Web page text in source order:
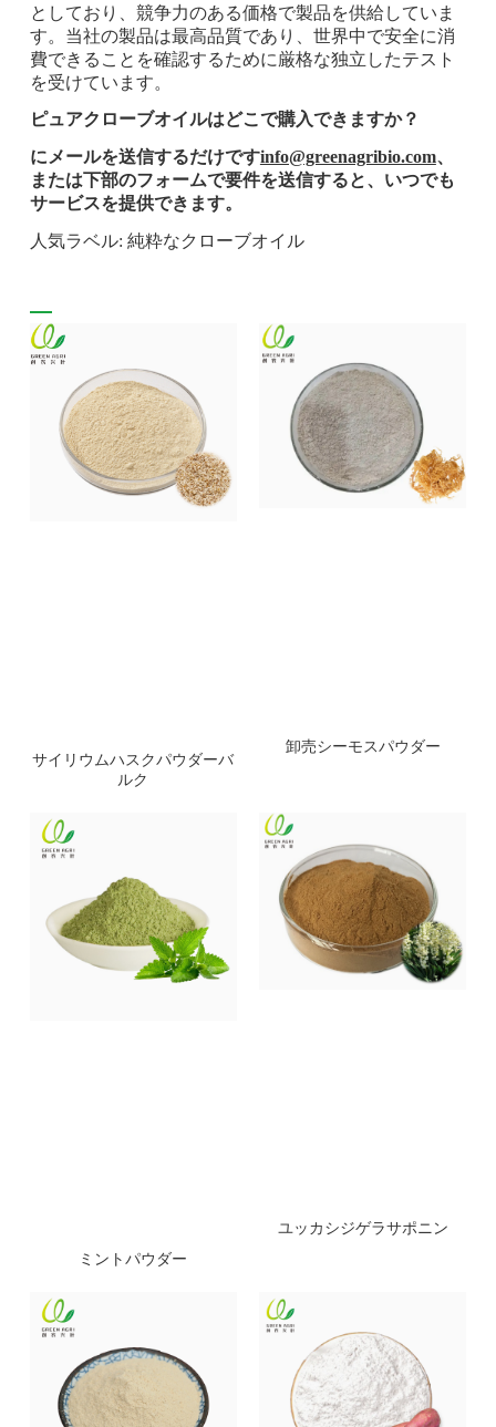
としており、競争力のある価格で製品を供給していま
す。当社の製品は最高品質であり、世界中で安全に消
費できることを確認するために厳格な独立したテスト
を受けています。
ピュアクローブオイルはどこで購入できますか？
にメールを送信するだけですinfo@greenagribio.com、
または下部のフォームで要件を送信すると、いつでも
サービスを提供できます。
人気ラベル: 純粋なクローブオイル
サイリウムハスクパウダーバ
ルク
卸売シーモスパウダー
ミントパウダー
ユッカシジゲラサポニン